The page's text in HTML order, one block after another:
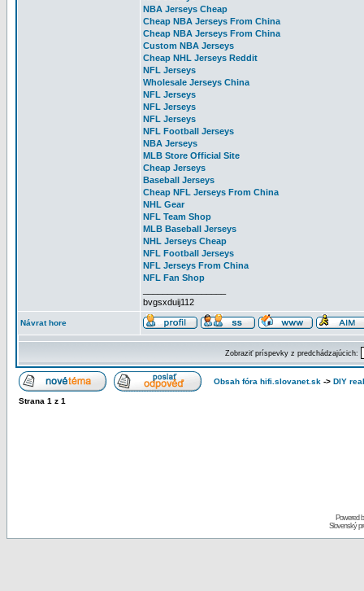
NBA Jerseys Cheap
Cheap NBA Jerseys From China
Cheap NBA Jerseys From China
Custom NBA Jerseys
Cheap NHL Jerseys Reddit
NFL Jerseys
Wholesale Jerseys China
NFL Jerseys
NFL Jerseys
NFL Jerseys
NFL Football Jerseys
NBA Jerseys
MLB Store Official Site
Cheap Jerseys
Baseball Jerseys
Cheap NFL Jerseys From China
NHL Gear
NFL Team Shop
MLB Baseball Jerseys
NHL Jerseys Cheap
NFL Football Jerseys
NFL Jerseys From China
NFL Fan Shop
bvgsxduij112
Návrat hore
Zobraziť príspevky z predchádzajúcich:
Obsah fóra hifi.slovanet.sk -> DIY
Strana 1 z 1
Powered
Slovenský